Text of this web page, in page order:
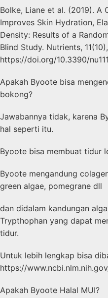
Bolke, Liane et al. (2019). A
Improves Skin Hydration,
Density: Results of a
Blind Study. Nutrients,
https://doi.org/10.3390/
Apakah Byoote bisa
bokong?
Jawabannya tidak, karena
hal seperti itu.
Byoote bisa membuat tidur
Byoote mengandung
green algae, pomegrane dll
dan didalam kandungan
Trypthophan yang dapat
tidur.
Untuk lebih lengkap bisa
https://
Apakah Byoote Halal MUI?